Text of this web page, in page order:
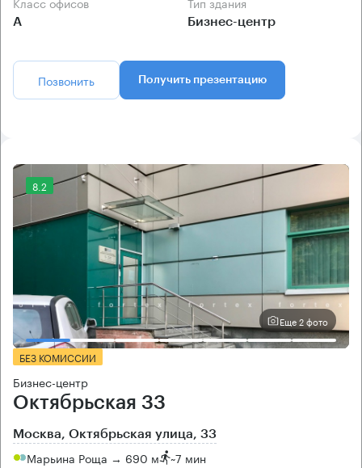
А Бизнес-центр
Позвонить Получить презентацию
8.2
Еще 2 фото
БЕЗ КОМИССИИ
Бизнес-центр
Октябрьская 33
Москва, Октябрьская улица, 33
Марьина Роща → 690 м ~7 мин